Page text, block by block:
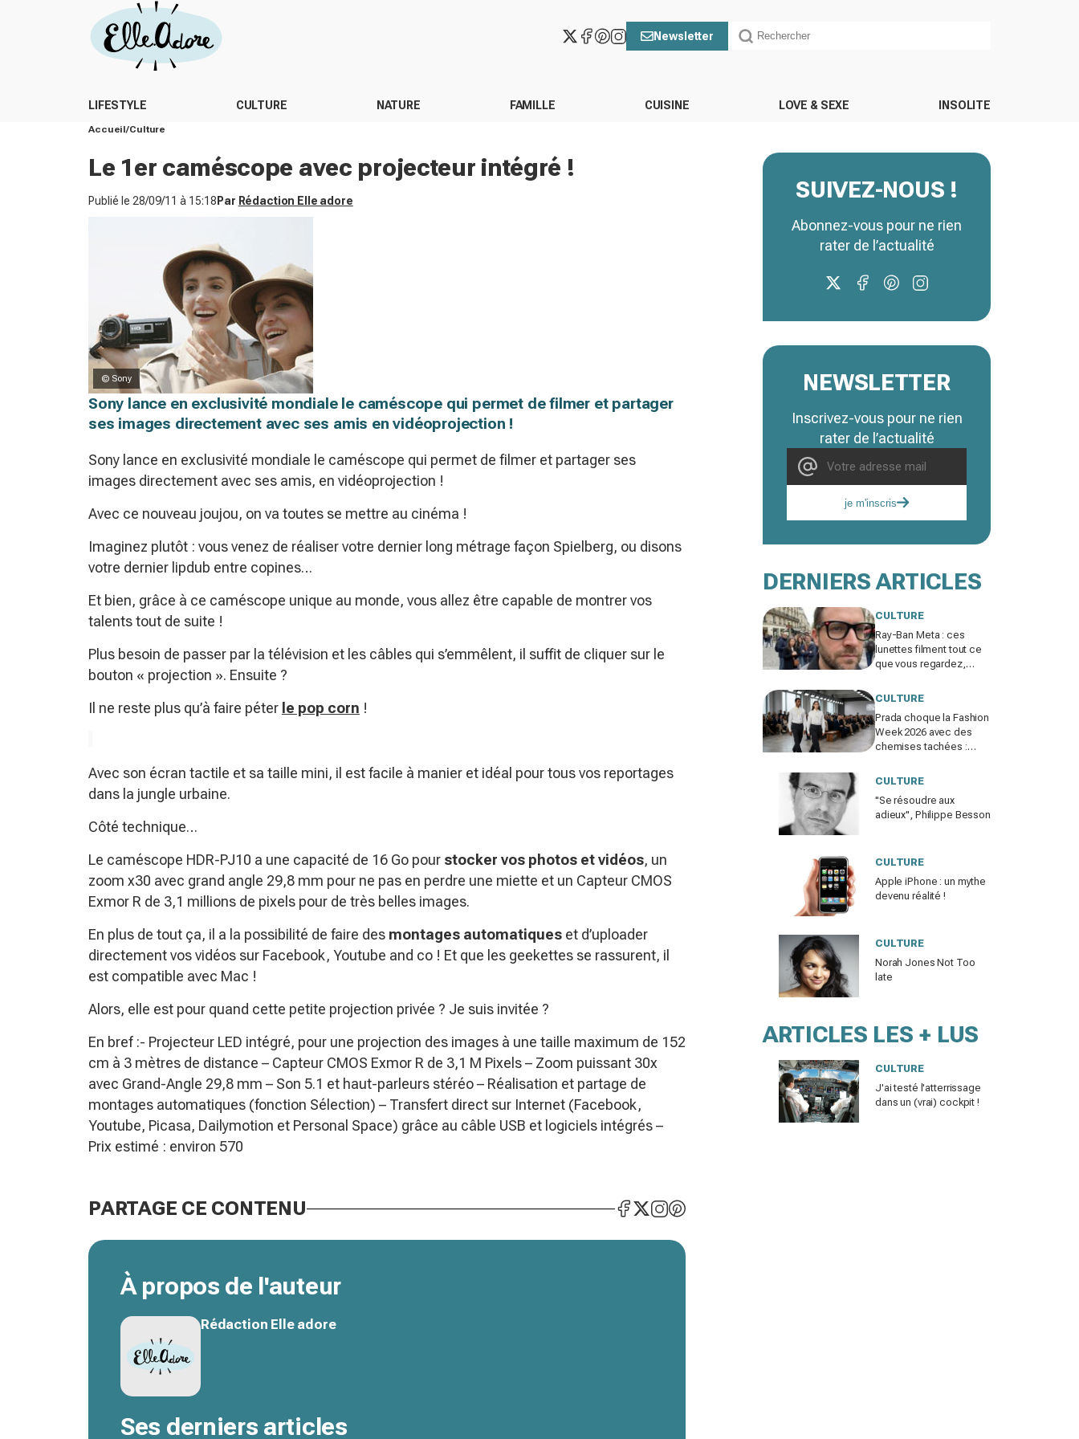
Newsletter
LIFESTYLE CULTURE NATURE FAMILLE CUISINE LOVE & SEXE INSOLITE
Accueil Culture
Le 1er caméscope avec projecteur intégré !
Publié le 28/09/11 à 15:18 Par Rédaction Elle adore
© Sony
Sony lance en exclusivité mondiale le caméscope qui permet de filmer et partager
ses images directement avec ses amis en vidéoprojection !
Sony lance en exclusivité mondiale le caméscope qui permet de filmer et partager ses
images directement avec ses amis, en vidéoprojection !
Avec ce nouveau joujou, on va toutes se mettre au cinéma !
Imaginez plutôt : vous venez de réaliser votre dernier long métrage façon Spielberg, ou disons
votre dernier lipdub entre copines…
Et bien, grâce à ce caméscope unique au monde, vous allez être capable de montrer vos
talents tout de suite !
Plus besoin de passer par la télévision et les câbles qui s’emmêlent, il suffit de cliquer sur le
bouton « projection ». Ensuite ?
Il ne reste plus qu’à faire péter le pop corn !
Avec son écran tactile et sa taille mini, il est facile à manier et idéal pour tous vos reportages
dans la jungle urbaine.
Côté technique…
Le caméscope HDR-PJ10 a une capacité de 16 Go pour stocker vos photos et vidéos, un
zoom x30 avec grand angle 29,8 mm pour ne pas en perdre une miette et un Capteur CMOS
Exmor R de 3,1 millions de pixels pour de très belles images.
En plus de tout ça, il a la possibilité de faire des montages automatiques et d’uploader
directement vos vidéos sur Facebook, Youtube and co ! Et que les geekettes se rassurent, il
est compatible avec Mac !
Alors, elle est pour quand cette petite projection privée ? Je suis invitée ?
En bref :- Projecteur LED intégré, pour une projection des images à une taille maximum de 152
cm à 3 mètres de distance – Capteur CMOS Exmor R de 3,1 M Pixels – Zoom puissant 30x
avec Grand-Angle 29,8 mm – Son 5.1 et haut-parleurs stéréo – Réalisation et partage de
montages automatiques (fonction Sélection) – Transfert direct sur Internet (Facebook,
Youtube, Picasa, Dailymotion et Personal Space) grâce au câble USB et logiciels intégrés –
Prix estimé : environ 570 
PARTAGE CE CONTENU
À propos de l'auteur
Rédaction Elle adore
Ses derniers articles
SUIVEZ-NOUS !
Abonnez-vous pour ne rien
rater de l’actualité
NEWSLETTER
Inscrivez-vous pour ne rien
rater de l’actualité
je m'inscris
DERNIERS ARTICLES
CULTURE
Ray-Ban Meta : ces
lunettes filment tout ce
que vous regardez,
atteinte à la vie privée ?
CULTURE
Prada choque la Fashion
Week 2026 avec des
chemises tachées :
manifeste assumé ?
CULTURE
"Se résoudre aux
adieux", Philippe Besson
CULTURE
Apple iPhone : un mythe
devenu réalité !
CULTURE
Norah Jones Not Too
late
ARTICLES LES + LUS
CULTURE
J'ai testé l'atterrissage
dans un (vrai) cockpit !